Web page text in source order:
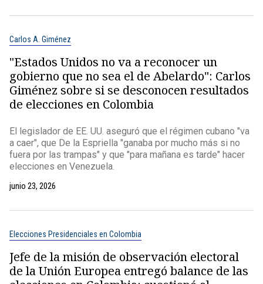
Carlos A. Giménez
"Estados Unidos no va a reconocer un
gobierno que no sea el de Abelardo": Carlos
Giménez sobre si se desconocen resultados
de elecciones en Colombia
El legislador de EE. UU. aseguró que el régimen cubano "va
a caer", que De la Espriella "ganaba por mucho más si no
fuera por las trampas" y que "para mañana es tarde" hacer
elecciones en Venezuela.
junio 23, 2026
Elecciones Presidenciales en Colombia
Jefe de la misión de observación electoral
de la Unión Europea entregó balance de las